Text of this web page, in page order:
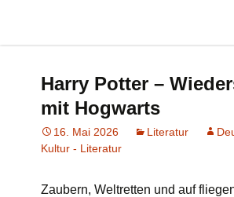
Harry Potter –
mit Hogwarts
16. Mai 2026 Literatur
Kultur - Literatur
Zaubern, Weltretten und auf